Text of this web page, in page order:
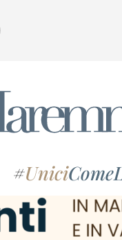
#Unici